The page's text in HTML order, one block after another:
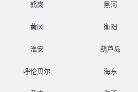
鹤岗 黑河
黄冈 衡阳
淮安 葫芦岛
呼伦贝尔 海东